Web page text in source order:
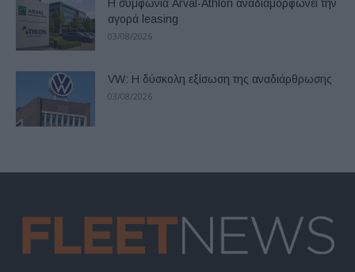
Η συμφωνία Arval-Athlon αναδιαμορφώνει την
αγορά leasing
03/08/2026
VW: Η δύσκολη εξίσωση της αναδιάρθρωσης
03/08/2026